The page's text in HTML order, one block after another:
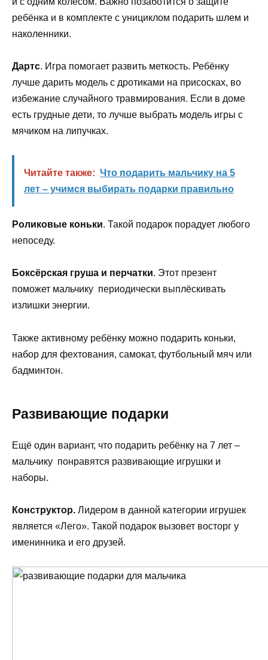
ребёнка и в комплекте с унициклом подарить шлем и
наколенники.
Дартс. Игра помогает развить меткость. Ребёнку
лучше дарить модель с дротиками на присосках, во
избежание случайного травмирования. Если в доме
есть грудные дети, то лучше выбрать модель игры с
мячиком на липучках.
Читайте также: Что подарить мальчику на 5
лет – учимся выбирать подарки правильно
Роликовые коньки. Такой подарок порадует любого
непоседу.
Боксёрская груша и перчатки. Этот презент
поможет мальчику периодически выплёскивать
излишки энергии.
Также активному ребёнку можно подарить коньки,
набор для фехтования, самокат, футбольный мяч или
бадминтон.
Развивающие подарки
Ещё один вариант, что подарить ребёнку на 7 лет –
мальчику понравятся развивающие игрушки и
наборы.
Конструктор. Лидером в данной категории игрушек
является «Лего». Такой подарок вызовет восторг у
именинника и его друзей.